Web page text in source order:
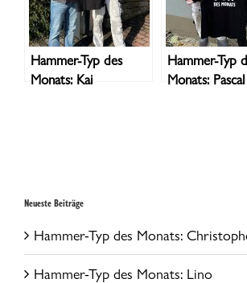
Hammer-Typ des
Monats: Kai
Hammer-Typ
Monats: Pascal
Neueste Beiträge
Hammer-Typ des Monats:
Hammer-Typ des Monats: Lino